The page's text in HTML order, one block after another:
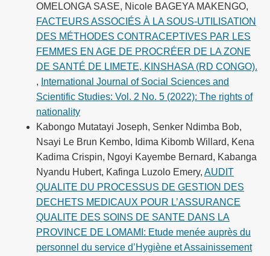
OMELONGA SASE, Nicole BAGEYA MAKENGO,
FACTEURS ASSOCIÉS À LA SOUS-UTILISATION
DES MÉTHODES CONTRACEPTIVES PAR LES
FEMMES EN AGE DE PROCRÉER DE LA ZONE
DE SANTÉ DE LIMETE, KINSHASA (RD CONGO).
, International Journal of Social Sciences and
Scientific Studies: Vol. 2 No. 5 (2022): The rights of
nationality
Kabongo Mutatayi Joseph, Senker Ndimba Bob,
Nsayi Le Brun Kembo, Idima Kibomb Willard, Kena
Kadima Crispin, Ngoyi Kayembe Bernard, Kabanga
Nyandu Hubert, Kafinga Luzolo Emery, AUDIT
QUALITE DU PROCESSUS DE GESTION DES
DECHETS MEDICAUX POUR L’ASSURANCE
QUALITE DES SOINS DE SANTE DANS LA
PROVINCE DE LOMAMI: Etude menée auprès du
personnel du service d’Hygiène et Assainissement